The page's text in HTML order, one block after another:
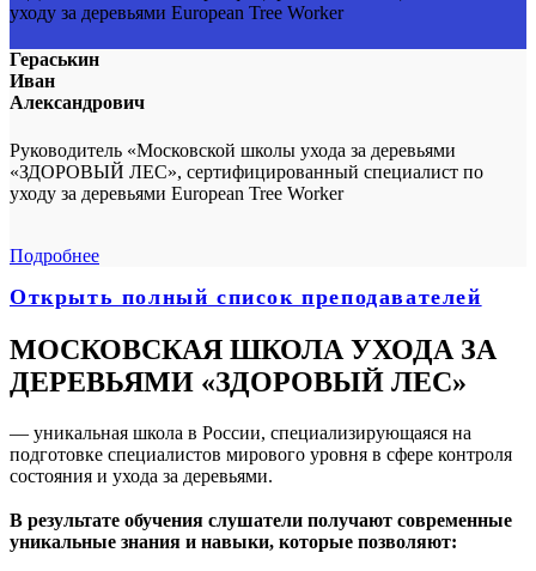
Гераськин
Иван
Александрович
Руководитель «Московской школы ухода за деревьями
«ЗДОРОВЫЙ ЛЕС», сертифицированный специалист по
уходу за деревьями European Tree Worker
Подробнее
Открыть полный список преподавателей
МОСКОВСКАЯ ШКОЛА УХОДА ЗА
ДЕРЕВЬЯМИ «ЗДОРОВЫЙ ЛЕС»
— уникальная школа в России, специализирующаяся на
подготовке специалистов мирового уровня в сфере контроля
состояния и ухода за деревьями.
В результате обучения слушатели получают современные
уникальные знания и навыки, которые позволяют: